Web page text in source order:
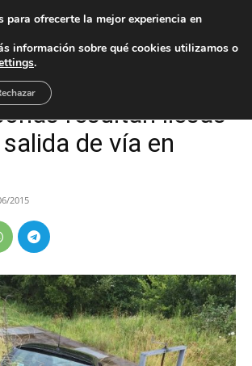
resultan ilesas
de vía en
2015
para ofrecerte la mejor experiencia en
información sobre qué cookies utilizamos o
.